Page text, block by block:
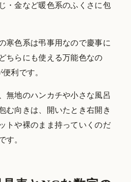
・金など暖色系のふくさに包
寒色系は弔事用なので慶事に
ちらにも使える万能色なの
利です。
無地のハンカチや小さな風呂
む向きは、開いたとき右開き
トや裸のまま持っていくのだ
す。